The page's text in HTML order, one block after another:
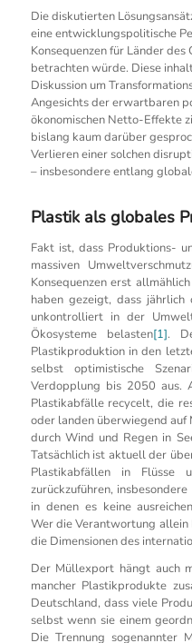
Die diskutierten
eine entwicklungspolitische
Konsequenzen für Länder
betrachten würde. Diese
Diskussion um
Angesichts der erwartbaren
ökonomischen Netto-Effekte
bislang kaum darüber
Verlieren einer solchen
– insbesondere entlang
Plastik als globales
Fakt ist, dass Produktions-
massiven
Konsequenzen erst
haben gezeigt, dass
unkontrolliert in der
Ökosysteme belasten[1].
Plastikproduktion in den
selbst optimistische
Verdopplung bis 2050
Plastikabfälle recycelt, die
oder landen überwiegend auf
durch Wind und Regen in
Tatsächlich ist aktuell der
Plastikabfällen in Flüsse
zurückzuführen,
in denen es keine
Wer die Verantwortung allein
die Dimensionen des
Der Müllexport hängt auch
mancher Plastikprodukte
Deutschland, dass viele
selbst wenn sie einem
Die Trennung sogenannter